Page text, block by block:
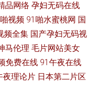
品网络 孕妇无码在线
视频 91啪水蜜桃网 国
频全集 国产孕妇无码视
马伦理 毛片网站美女
免费在线 91午夜在线
夜理论片 日本第二片区